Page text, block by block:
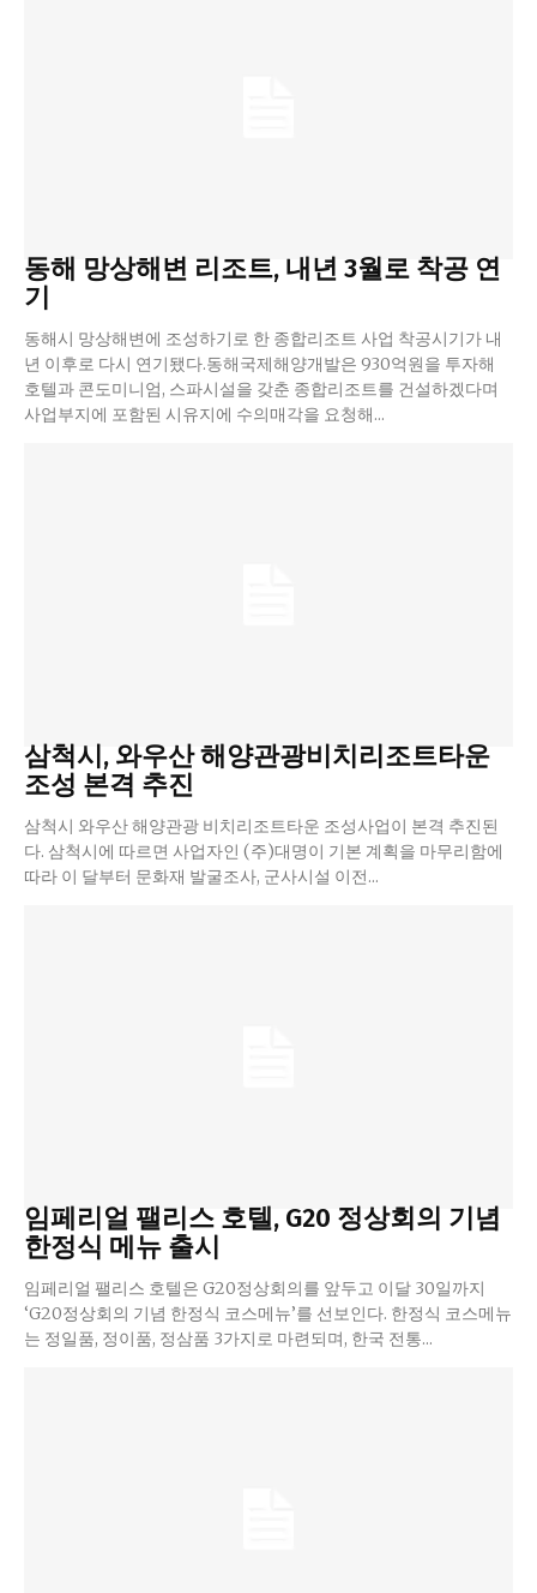
동해 망상해변 리조트, 내년 3월로 착공 연
기
동해시 망상해변에 조성하기로 한 종합리조트 사업 착공시기가 내
년 이후로 다시 연기됐다.동해국제해양개발은 930억원을 투자해
호텔과 콘도미니엄, 스파시설을 갖춘 종합리조트를 건설하겠다며
사업부지에 포함된 시유지에 수의매각을 요청해...
삼척시, 와우산 해양관광비치리조트타운
조성 본격 추진
삼척시 와우산 해양관광 비치리조트타운 조성사업이 본격 추진된
다. 삼척시에 따르면 사업자인 (주)대명이 기본 계획을 마무리함에
따라 이 달부터 문화재 발굴조사, 군사시설 이전...
임페리얼 팰리스 호텔, G20 정상회의 기념
한정식 메뉴 출시
임페리얼 팰리스 호텔은 G20정상회의를 앞두고 이달 30일까지
‘G20정상회의 기념 한정식 코스메뉴’를 선보인다. 한정식 코스메뉴
는 정일품, 정이품, 정삼품 3가지로 마련되며, 한국 전통...